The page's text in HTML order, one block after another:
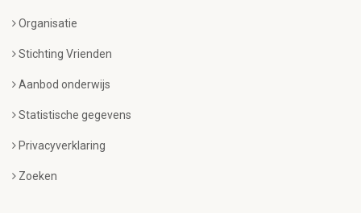
Organisatie
Stichting Vrienden
Aanbod onderwijs
Statistische gegevens
Privacyverklaring
Zoeken